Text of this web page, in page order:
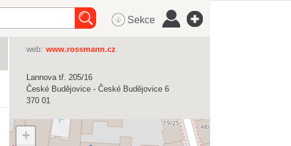
Sekce
web: www.rossmann.cz
Lannova tř. 205/16
České Budějovice - České Budějovice 6
370 01
+